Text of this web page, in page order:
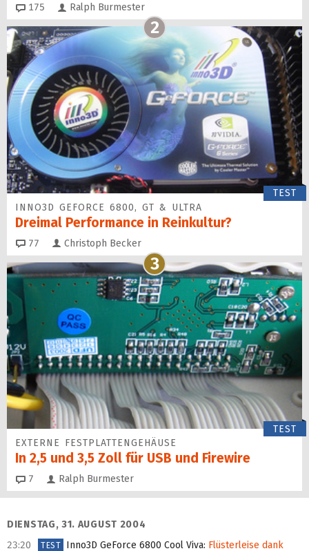
175 Kommentare
Ralph Burmester
2
TEST
INNO3D GEFORCE 6800, GT & ULTRA
Dreimal Performance in Reinkultur?
77 Kommentare
Christoph Becker
3
TEST
EXTERNE FESTPLATTENGEHÄUSE
In 2,5 und 3,5 Zoll für USB und Firewire
7 Kommentare
Ralph Burmester
DIENSTAG, 31. AUGUST 2004
23:20
TEST Inno3D GeForce 6800 Cool Viva: Flüsterleise dank